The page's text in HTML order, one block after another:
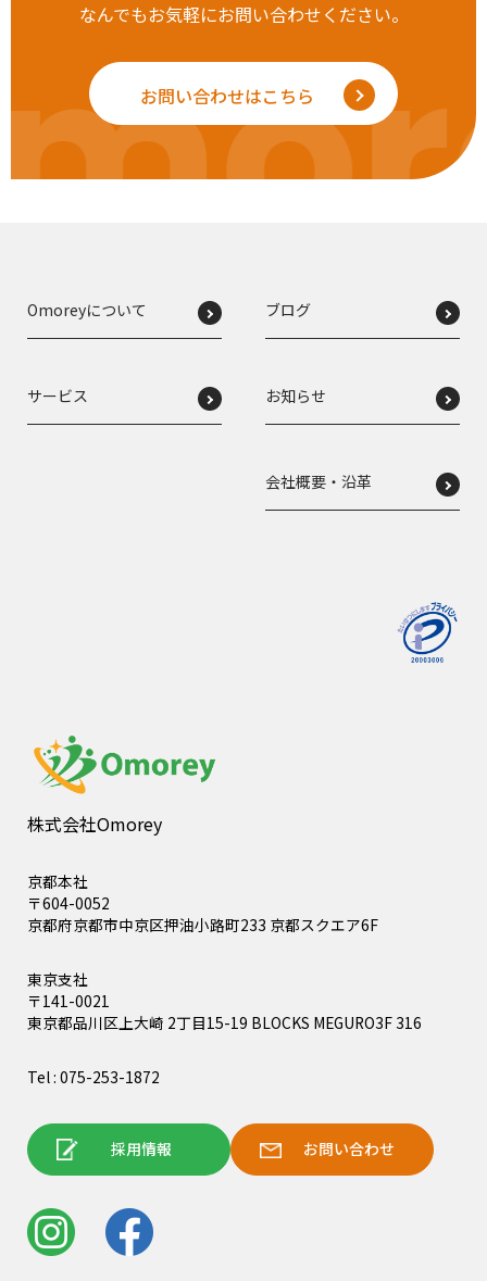
なんでもお気軽にお問い合わせください。
お問い合わせはこちら
株式会社Omorey
京都本社
〒604-0052
京都府京都市中京区押油小路町233 京都スクエア6F
東京支社
〒141-0021
東京都品川区上大崎 2丁目15-19 BLOCKS MEGURO3F 316
Tel : 075-253-1872
採用情報 お問い合わせ
Omoreyについて
サービス
ブログ
お知らせ
会社概要・沿革